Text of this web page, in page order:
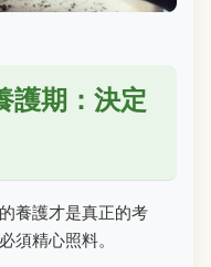
護期：決定
養護才是真正的考
須精心照料。